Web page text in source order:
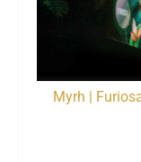
Myrh |